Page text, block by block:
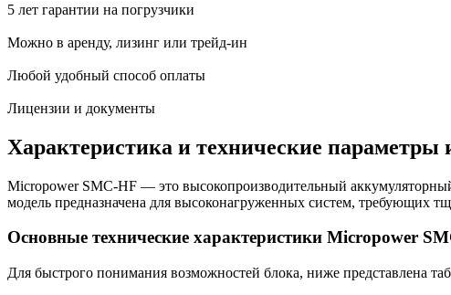
5 лет гарантии на погрузчики
Можно в аренду, лизинг или трейд-ин
Любой удобный способ оплаты
Лицензии и документы
Характеристика и технические
Micropower SMC-HF — это высокопроизводительный
модель предназначена для высоконагруженных систем, требующих
Основные технические характеристики Micropower
Для быстрого понимания возможностей блока, ниже представлена